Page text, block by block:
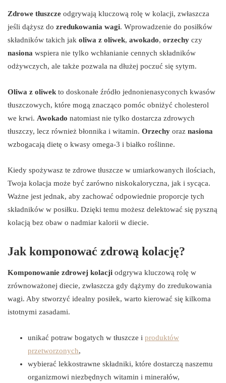
Zdrowe tłuszcze odgrywają kluczową rolę w kolacji, zwłaszcza
jeśli dążysz do zredukowania wagi. Wprowadzenie do posiłków
składników takich jak oliwa z oliwek, awokado, orzechy czy
nasiona wspiera nie tylko wchłanianie cennych składników
odżywczych, ale także pozwala na dłużej poczuć się sytym.
Oliwa z oliwek to doskonałe źródło jednonienasyconych kwasów
tłuszczowych, które mogą znacząco pomóc obniżyć cholesterol
we krwi. Awokado natomiast nie tylko dostarcza zdrowych
tłuszczy, lecz również błonnika i witamin. Orzechy oraz nasiona
wzbogacają dietę o kwasy omega-3 i białko roślinne.
Kiedy spożywasz te zdrowe tłuszcze w umiarkowanych ilościach,
Twoja kolacja może być zarówno niskokaloryczna, jak i sycąca.
Ważne jest jednak, aby zachować odpowiednie proporcje tych
składników w posiłku. Dzięki temu możesz delektować się pyszną
kolacją bez obaw o nadmiar kalorii w diecie.
Jak komponować zdrową kolację?
Komponowanie zdrowej kolacji odgrywa kluczową rolę w
zrównoważonej diecie, zwłaszcza gdy dążymy do zredukowania
wagi. Aby stworzyć idealny posiłek, warto kierować się kilkoma
istotnymi zasadami.
unikać potraw bogatych w tłuszcze i produktów
przetworzonych,
wybierać lekkostrawne składniki, które dostarczą naszemu
organizmowi niezbędnych witamin i minerałów,